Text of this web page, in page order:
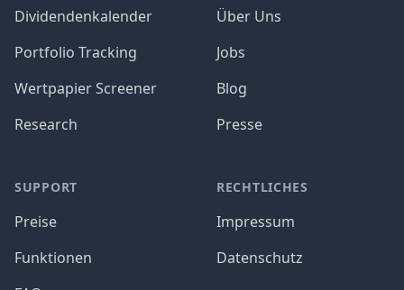
Dividendenkalender
Portfolio Tracking
Wertpapier Screener
Research
SUPPORT
Preise
Funktionen
Über Uns
Jobs
Blog
Presse
RECHTLICHES
Impressum
Datenschutz